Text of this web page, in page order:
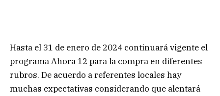
Hasta el 31 de enero de 2024 continuará vigente el
programa Ahora 12 para la compra en diferentes
rubros. De acuerdo a referentes locales hay
muchas expectativas considerando que alentará